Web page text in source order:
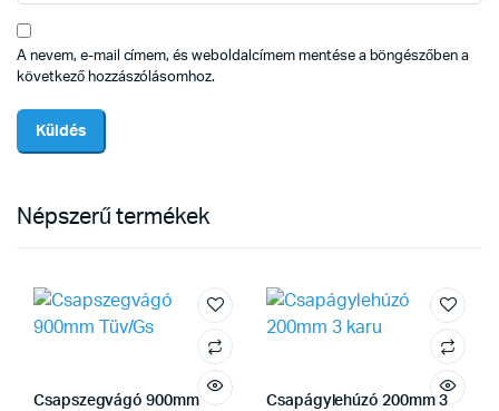
A nevem, e-mail címem, és weboldalcímem mentése a böngészőben a
következő hozzászólásomhoz.
Népszerű termékek
Csapszegvágó 900mm
Csapágylehúzó 200mm 3